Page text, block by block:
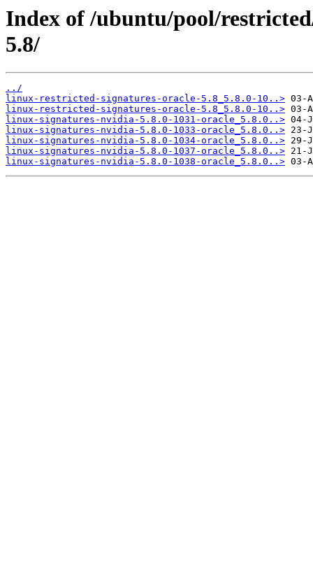
Index of /ubuntu/pool/
5.8/
../
linux-restricted-signatures-oracle-5.8_5.8.0-10..>
linux-restricted-signatures-oracle-5.8_5.8.0-10..>
linux-signatures-nvidia-5.8.0-1031-oracle_5.8.0..>
linux-signatures-nvidia-5.8.0-1033-oracle_5.8.0..>
linux-signatures-nvidia-5.8.0-1034-oracle_5.8.0..>
linux-signatures-nvidia-5.8.0-1037-oracle_5.8.0..>
linux-signatures-nvidia-5.8.0-1038-oracle_5.8.0..>